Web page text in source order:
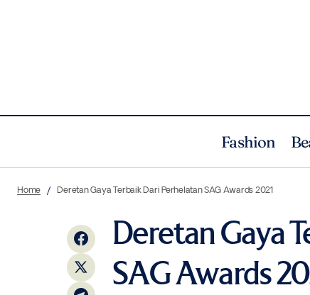
Fashion
Seperempat Abad Visi Horologi Chopard
Manufacture
Home Deretan Gaya Terbaik Dari Perhelatan SAG Awards 2021
Deretan Gaya
SAG Awards